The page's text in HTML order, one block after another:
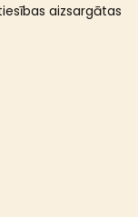
aizsargātas